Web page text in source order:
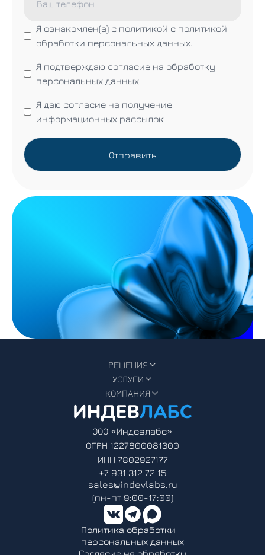
Я ознакомлен(а) с политикой с политикой
обработки персональных данных.
Я подтверждаю cогласие на обработку
персональных данных
Я даю согласие на получение
информационных рассылок
Отправить
РЕШЕНИЯ
УСЛУГИ
КОМПАНИЯ
Политика обработки
персональных данных
ООО «Индевлабс»
ОГРН 1227800081300
ИНН 7802927177
+7 931 312 72 15
sales@indevlabs.ru
(пн-пт 9:00-17:00)